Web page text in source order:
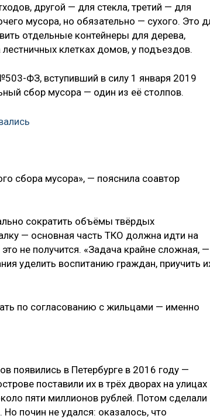
другой — для стекла, третий — для
мусора, но обязательно — сухого. Это
отдельные контейнеры для дерева,
лестничных клетках домов, у подъездов.
ФЗ, вступивший в силу 1 января 2019
сбор мусора — один из её столпов.
сбора мусора», — пояснила соавтор
сократить объёмы твёрдых
— основная часть ТКО должна идти на
не получится. «Задача крайне сложная, —
уделить воспитанию граждан, приучить
по согласованию с жильцами — именно
появились в Петербурге в 2016 году —
поставили их в трёх дворах на улицах
пяти миллионов рублей. Потом сделали
почин не удался: оказалось, что